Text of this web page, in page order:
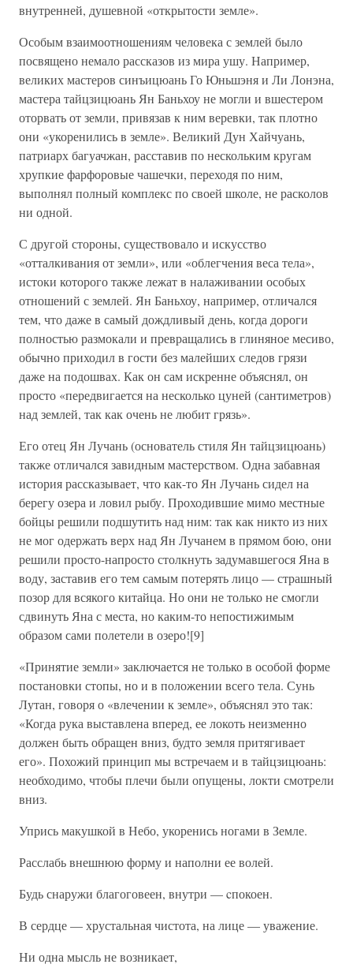
внутренней, душевной «открытости земле».
Особым взаимоотношениям человека с землей было
посвящено немало рассказов из мира ушу. Например,
великих мастеров синъицюань Го Юньшэня и Ли Лонэна,
мастера тайцзицюань Ян Баньхоу не могли и вшестером
оторвать от земли, привязав к ним веревки, так плотно
они «укоренились в земле». Великий Дун Хайчуань,
патриарх багуачжан, расставив по нескольким кругам
хрупкие фарфоровые чашечки, переходя по ним,
выполнял полный комплекс по своей школе, не расколов
ни одной.
С другой стороны, существовало и искусство
«отталкивания от земли», или «облегчения веса тела»,
истоки которого также лежат в налаживании особых
отношений с землей. Ян Баньхоу, например, отличался
тем, что даже в самый дождливый день, когда дороги
полностью размокали и превращались в глиняное месиво,
обычно приходил в гости без малейших следов грязи
даже на подошвах. Как он сам искренне объяснял, он
просто «передвигается на несколько цуней (сантиметров)
над землей, так как очень не любит грязь».
Его отец Ян Лучань (основатель стиля Ян тайцзицюань)
также отличался завидным мастерством. Одна забавная
история рассказывает, что как-то Ян Лучань сидел на
берегу озера и ловил рыбу. Проходившие мимо местные
бойцы решили подшутить над ним: так как никто из них
не мог одержать верх над Ян Лучанем в прямом бою, они
решили просто-напросто столкнуть задумавшегося Яна в
воду, заставив его тем самым потерять лицо — страшный
позор для всякого китайца. Но они не только не смогли
сдвинуть Яна с места, но каким-то непостижимым
образом сами полетели в озеро![9]
«Принятие земли» заключается не только в особой форме
постановки стопы, но и в положении всего тела. Сунь
Лутан, говоря о «влечении к земле», объяснял это так:
«Когда рука выставлена вперед, ее локоть неизменно
должен быть обращен вниз, будто земля притягивает
его». Похожий принцип мы встречаем и в тайцзицюань:
необходимо, чтобы плечи были опущены, локти смотрели
вниз.
Упрись макушкой в Небо, укоренись ногами в Земле.
Расслабь внешнюю форму и наполни ее волей.
Будь снаружи благоговеен, внутри — cпокоен.
В сердце — хрустальная чистота, на лице — уважение.
Ни одна мысль не возникает,